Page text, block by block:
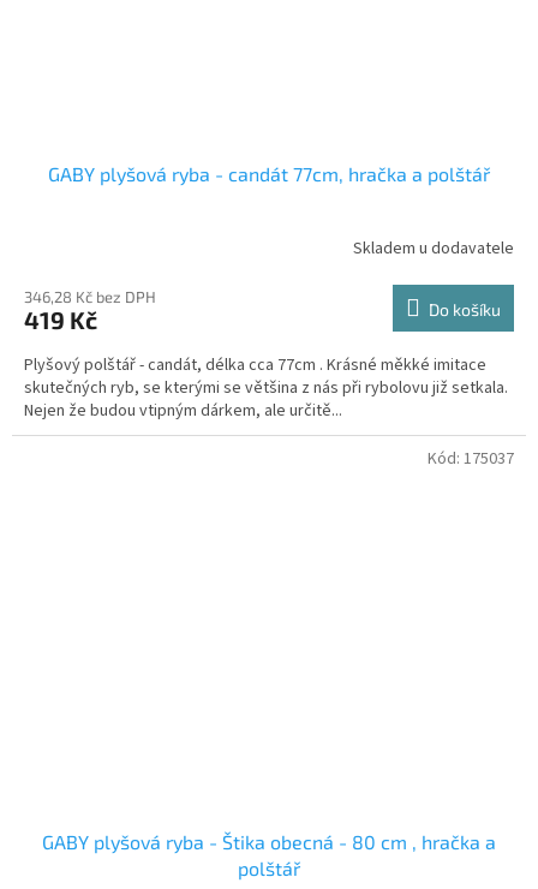
GABY plyšová ryba - candát 77cm, hračka a polštář
Skladem u dodavatele
346,28 Kč bez DPH
419 Kč Do košíku
Plyšový polštář - candát, délka cca 77cm . Krásné měkké imitace
skutečných ryb, se kterými se většina z nás při rybolovu již setkala.
Nejen že budou vtipným dárkem, ale určitě...
GABY plyšová ryba - Štika obecná - 80 cm , hračka a
polštář
Kód: 175037